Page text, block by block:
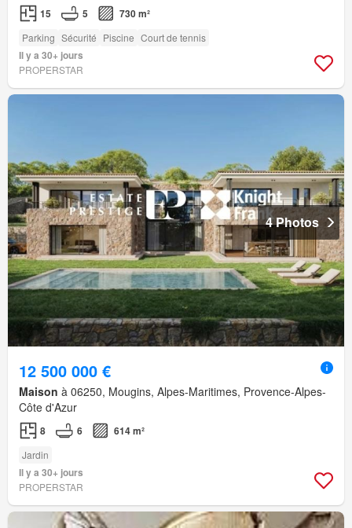
15 5 730 m²
Parking Sécurité Piscine Court de tennis
Il y a 30+ jours
PROPERSTAR
4 Photos
12 500 000 €
Maison à 06250, Mougins, Alpes-Maritimes, Provence-Alpes-
Côte d'Azur
8 6 614 m²
Jardin
Il y a 30+ jours
PROPERSTAR